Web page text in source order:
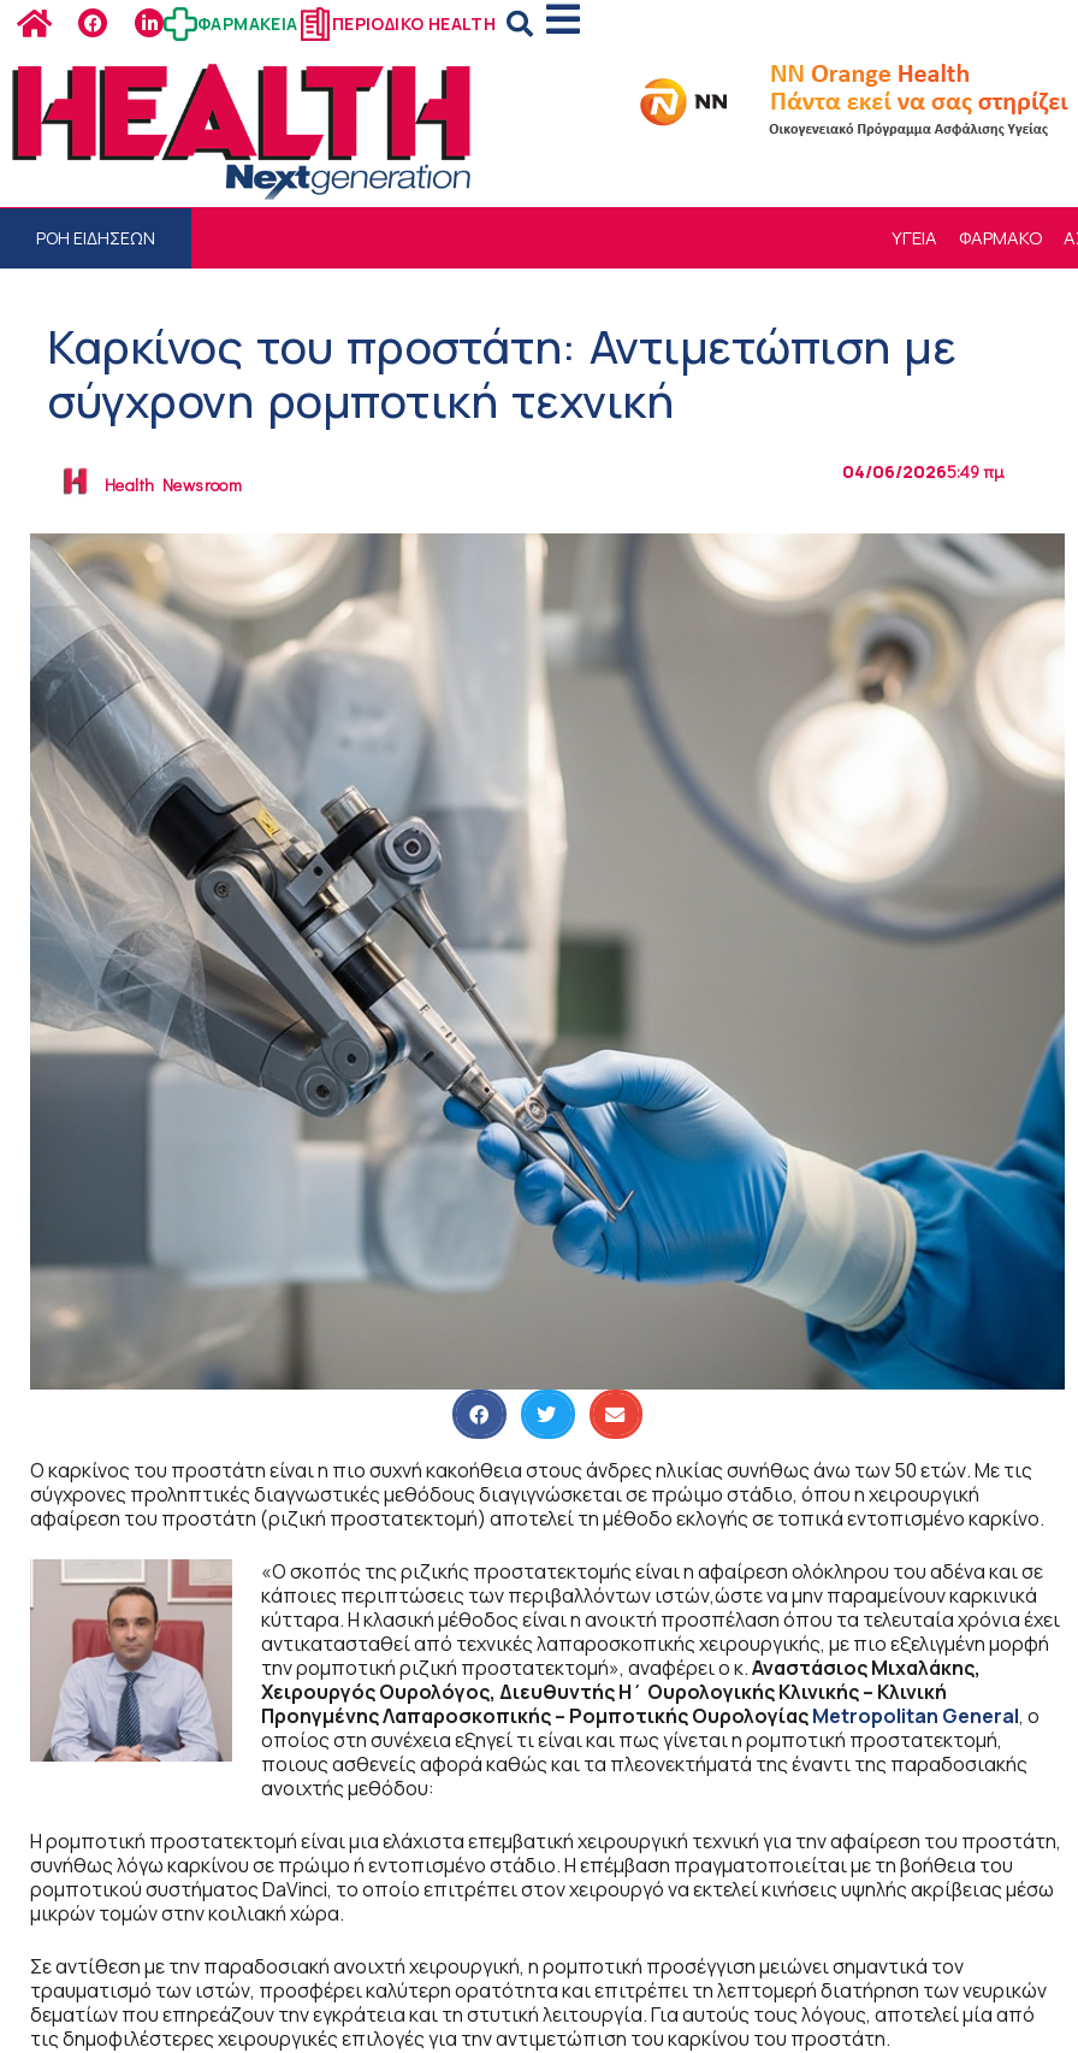
ΦΑΡΜΑΚΕΙΑ ΠΕΡΙΟΔΙΚΟ HEALTH
ΡΟΗ ΕΙΔΗΣΕΩΝ ΥΓΕΙΑ ΦΑΡΜΑΚΟ
Καρκίνος του προστάτη: Αντιμετώπιση με
σύγχρονη ρομποτική τεχνική
Health Newsroom
04/06/20265:49 πμ
Ο καρκίνος του προστάτη είναι η πιο συχνή κακοήθεια στους άνδρες ηλικίας συνήθως άνω των 50 ετών. Με τις
σύγχρονες προληπτικές διαγνωστικές μεθόδους διαγιγνώσκεται σε πρώιμο στάδιο, όπου η χειρουργική
αφαίρεση του προστάτη (ριζική προστατεκτομή) αποτελεί τη μέθοδο εκλογής σε τοπικά εντοπισμένο καρκίνο.
«Ο σκοπός της ριζικής προστατεκτομής είναι η αφαίρεση ολόκληρου του αδένα και σε
κάποιες περιπτώσεις των περιβαλλόντων ιστών,ώστε να μην παραμείνουν καρκινικά
κύτταρα. Η κλασική μέθοδος είναι η ανοικτή προσπέλαση όπου τα τελευταία χρόνια έχει
αντικατασταθεί από τεχνικές λαπαροσκοπικής χειρουργικής, με πιο εξελιγμένη μορφή
την ρομποτική ριζική προστατεκτομή», αναφέρει ο κ.Αναστάσιος Μιχαλάκης,
Xειρουργός Ουρολόγος, Διευθυντής Η΄ Ουρολογικής Κλινικής – Κλινική
Προηγμένης Λαπαροσκοπικής – Ρομποτικής ΟυρολογίαςMetropolitan General, ο
οποίος στη συνέχεια εξηγεί τι είναι και πως γίνεται η ρομποτική προστατεκτομή,
ποιους ασθενείς αφορά καθώς και τα πλεονεκτήματά της έναντι της παραδοσιακής
ανοιχτής μεθόδου:
Η ρομποτική προστατεκτομή είναι μια ελάχιστα επεμβατική χειρουργική τεχνική για την αφαίρεση του προστάτη,
συνήθως λόγω καρκίνου σε πρώιμο ή εντοπισμένο στάδιο. Η επέμβαση πραγματοποιείται με τη βοήθεια του
ρομποτικού συστήματος DaVinci, το οποίο επιτρέπει στον χειρουργό να εκτελεί κινήσεις υψηλής ακρίβειας μέσω
μικρών τομών στην κοιλιακή χώρα.
Σε αντίθεση με την παραδοσιακή ανοιχτή χειρουργική, η ρομποτική προσέγγιση μειώνει σημαντικά τον
τραυματισμό των ιστών, προσφέρει καλύτερη ορατότητα και επιτρέπει τη λεπτομερή διατήρηση των νευρικών
δεματίων που επηρεάζουν την εγκράτεια και τη στυτική λειτουργία. Για αυτούς τους λόγους, αποτελεί μία από
τις δημοφιλέστερες χειρουργικές επιλογές για την αντιμετώπιση του καρκίνου του προστάτη.